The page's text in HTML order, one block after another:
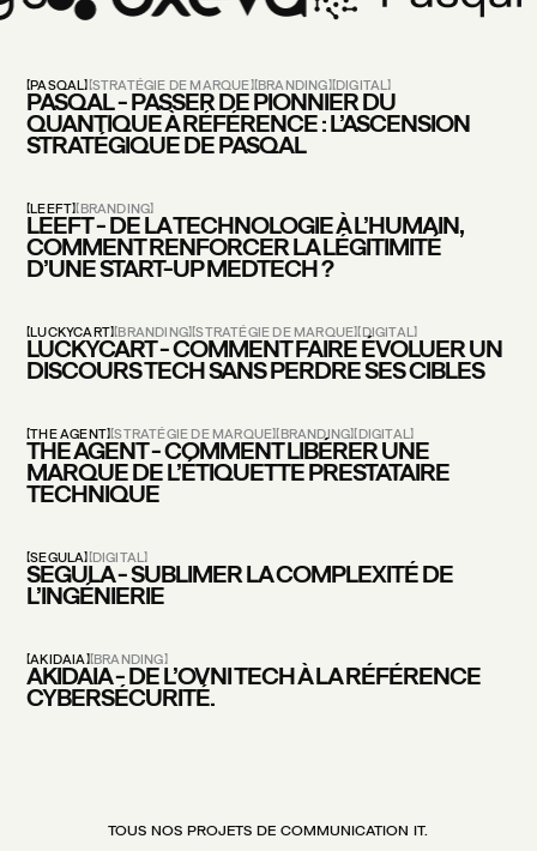
PROJETS
AGENCE
EXPERTISES
PRESSE
VOS BESOINS
PASQAL STRATÉGIE DE MARQUE BRANDING DIGITAL
PASQAL - PASSER DE PIONNIER DU
QUANTIQUE À RÉFÉRENCE : L’ASCENSION
STRATÉGIQUE DE PASQAL
LEEFT BRANDING
LEEFT - DE LA TECHNOLOGIE À L’HUMAIN,
COMMENT RENFORCER LA LÉGITIMITÉ
D’UNE START-UP MEDTECH ?
LUCKYCART BRANDING STRATÉGIE DE MARQUE DIGITAL
LUCKYCART - COMMENT FAIRE ÉVOLUER UN
DISCOURS TECH SANS PERDRE SES CIBLES
THE AGENT STRATÉGIE DE MARQUE BRANDING DIGITAL
THE AGENT - COMMENT LIBÉRER UNE
MARQUE DE L’ÉTIQUETTE PRESTATAIRE
TECHNIQUE
SEGULA DIGITAL
SEGULA - SUBLIMER LA COMPLEXITÉ DE
L’INGÉNIERIE
AKIDAIA BRANDING
AKIDAIA - DE L’OVNI TECH À LA RÉFÉRENCE
CYBERSÉCURITÉ.
TOUS NOS PROJETS DE COMMUNICATION IT.